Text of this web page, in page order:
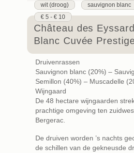
wit (droog) sauvignon blanc
€ 5 - € 10
Château des
Blanc Cuvée
Druivenrassen
Sauvignon blanc (20%) –
Semillon (40%) – Muscadelle
Wijngaard
De 48 hectare wijngaarden
prachtige omgeving ten
Bergerac.
De druiven worden ’s nachts
de schillen van de gekneusde